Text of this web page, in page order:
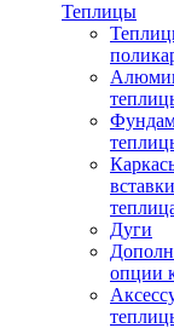
Теплицы
Дуги
опции